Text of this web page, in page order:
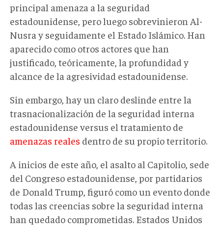
principal amenaza a la seguridad
estadounidense, pero luego sobrevinieron Al-
Nusra y seguidamente el Estado Islámico. Han
aparecido como otros actores que han
justificado, teóricamente, la profundidad y
alcance de la agresividad estadounidense.
Sin embargo, hay un claro deslinde entre la
trasnacionalización de la seguridad interna
estadounidense versus el tratamiento de
amenazas reales dentro de su propio territorio.
A inicios de este año, el asalto al Capitolio, sede
del Congreso estadounidense, por partidarios
de Donald Trump, figuró como un evento donde
todas las creencias sobre la seguridad interna
han quedado comprometidas. Estados Unidos